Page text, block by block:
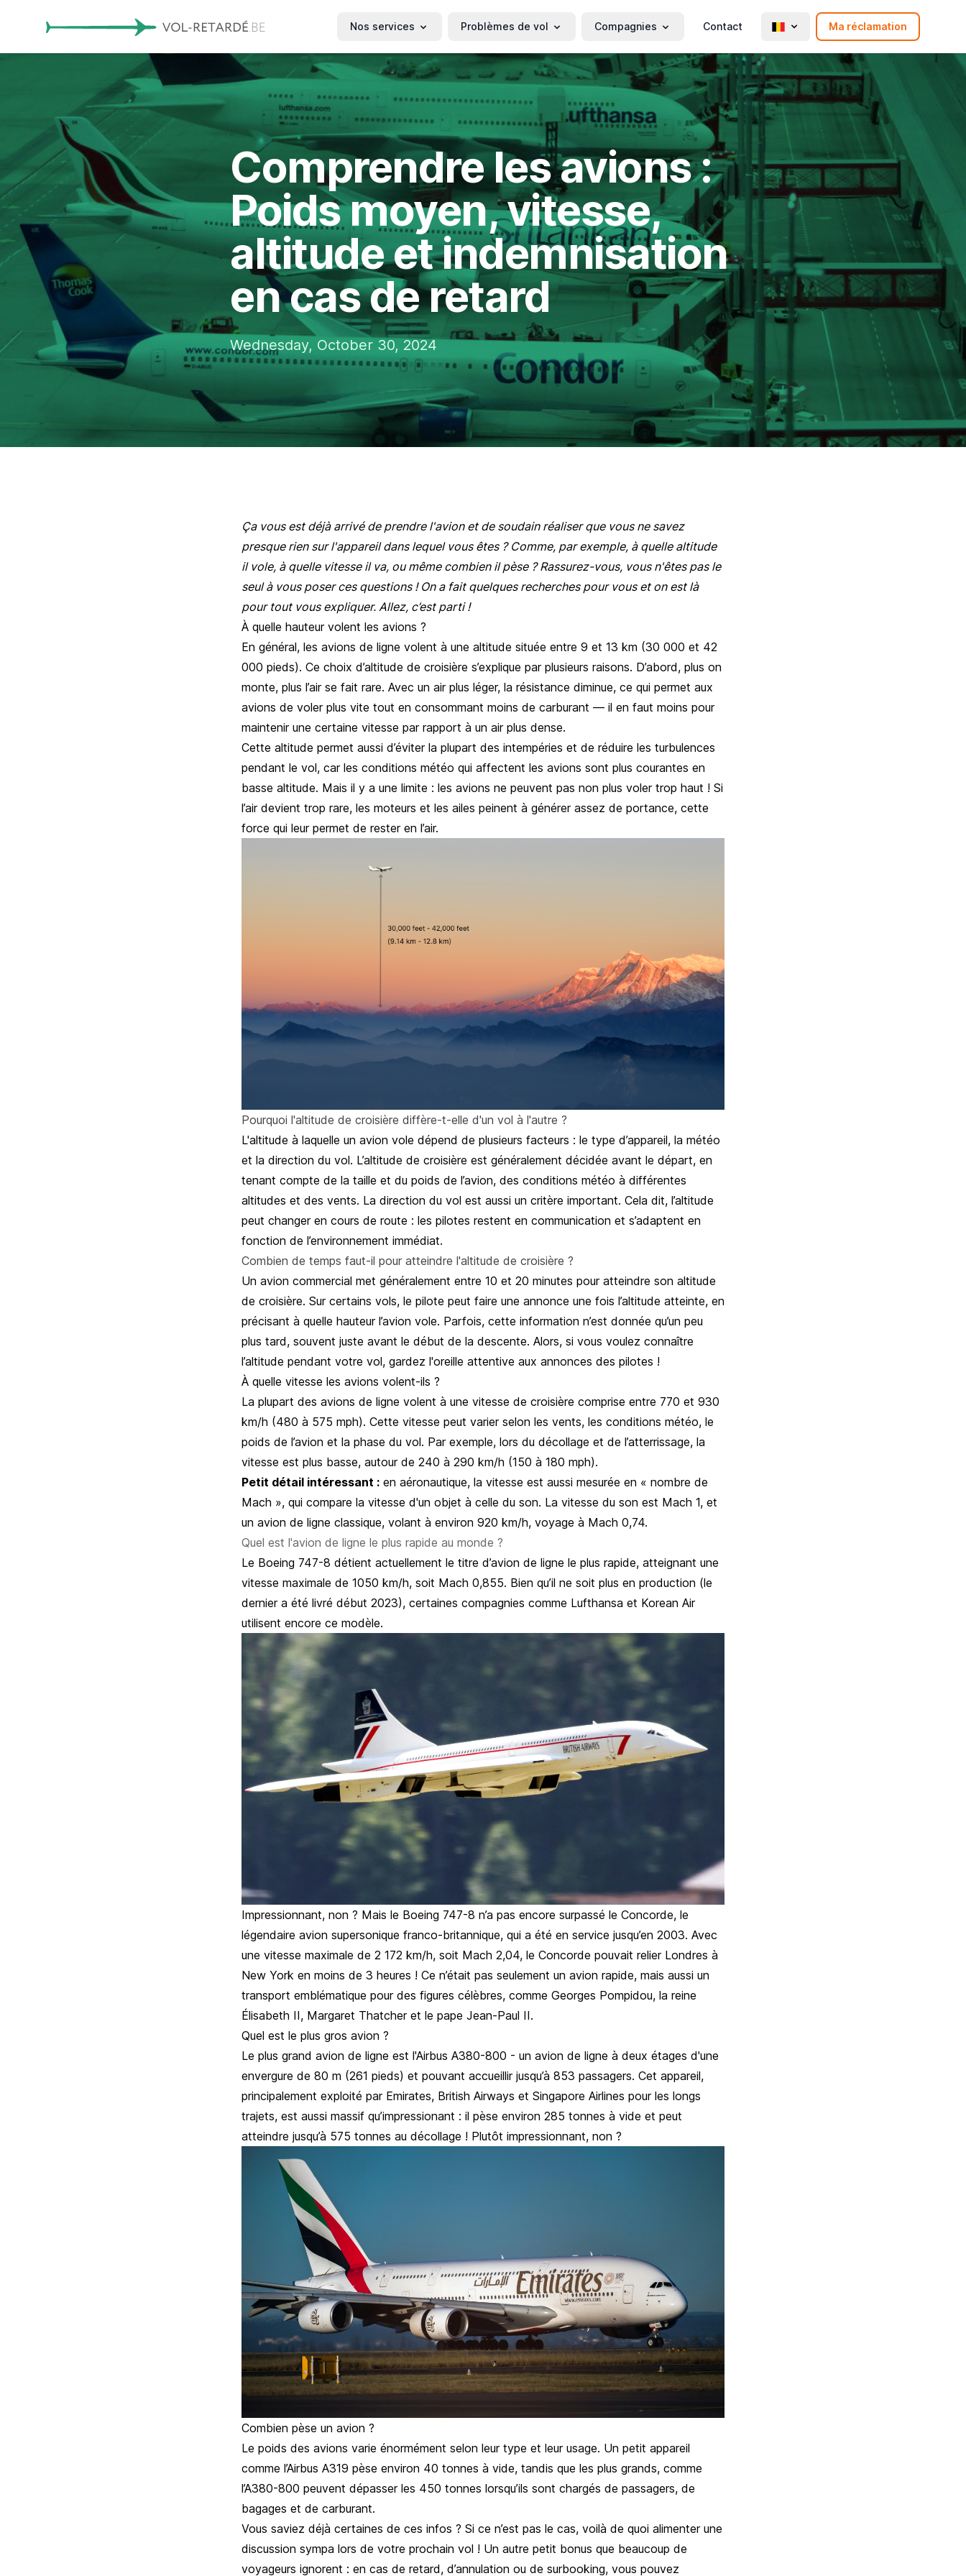
Nos services Problèmes de vol Compagnies Contact Ma réclamation
Comprendre les avions :
Poids moyen, vitesse,
altitude et indemnisation
en cas de retard
Wednesday, October 30, 2024
Ça vous est déjà arrivé de prendre l'avion et de soudain réaliser que vous ne savez
presque rien sur l'appareil dans lequel vous êtes ? Comme, par exemple, à quelle altitude
il vole, à quelle vitesse il va, ou même combien il pèse ? Rassurez-vous, vous n'êtes pas le
seul à vous poser ces questions ! On a fait quelques recherches pour vous et on est là
pour tout vous expliquer. Allez, c’est parti !
À quelle hauteur volent les avions ?
En général, les avions de ligne volent à une altitude située entre 9 et 13 km (30 000 et 42
000 pieds). Ce choix d’altitude de croisière s’explique par plusieurs raisons. D’abord, plus on
monte, plus l’air se fait rare. Avec un air plus léger, la résistance diminue, ce qui permet aux
avions de voler plus vite tout en consommant moins de carburant — il en faut moins pour
maintenir une certaine vitesse par rapport à un air plus dense.
Cette altitude permet aussi d’éviter la plupart des intempéries et de réduire les turbulences
pendant le vol, car les conditions météo qui affectent les avions sont plus courantes en
basse altitude. Mais il y a une limite : les avions ne peuvent pas non plus voler trop haut ! Si
l’air devient trop rare, les moteurs et les ailes peinent à générer assez de portance, cette
force qui leur permet de rester en l’air.
Pourquoi l'altitude de croisière diffère-t-elle d'un vol à l'autre ?
L'altitude à laquelle un avion vole dépend de plusieurs facteurs : le type d’appareil, la météo
et la direction du vol. L’altitude de croisière est généralement décidée avant le départ, en
tenant compte de la taille et du poids de l’avion, des conditions météo à différentes
altitudes et des vents. La direction du vol est aussi un critère important. Cela dit, l’altitude
peut changer en cours de route : les pilotes restent en communication et s’adaptent en
fonction de l’environnement immédiat.
Combien de temps faut-il pour atteindre l'altitude de croisière ?
Un avion commercial met généralement entre 10 et 20 minutes pour atteindre son altitude
de croisière. Sur certains vols, le pilote peut faire une annonce une fois l’altitude atteinte, en
précisant à quelle hauteur l’avion vole. Parfois, cette information n’est donnée qu’un peu
plus tard, souvent juste avant le début de la descente. Alors, si vous voulez connaître
l’altitude pendant votre vol, gardez l'oreille attentive aux annonces des pilotes !
À quelle vitesse les avions volent-ils ?
La plupart des avions de ligne volent à une vitesse de croisière comprise entre 770 et 930
km/h (480 à 575 mph). Cette vitesse peut varier selon les vents, les conditions météo, le
poids de l’avion et la phase du vol. Par exemple, lors du décollage et de l’atterrissage, la
vitesse est plus basse, autour de 240 à 290 km/h (150 à 180 mph).
Petit détail intéressant : en aéronautique, la vitesse est aussi mesurée en « nombre de
Mach », qui compare la vitesse d'un objet à celle du son. La vitesse du son est Mach 1, et
un avion de ligne classique, volant à environ 920 km/h, voyage à Mach 0,74.
Quel est l'avion de ligne le plus rapide au monde ?
Le Boeing 747-8 détient actuellement le titre d’avion de ligne le plus rapide, atteignant une
vitesse maximale de 1050 km/h, soit Mach 0,855. Bien qu’il ne soit plus en production (le
dernier a été livré début 2023), certaines compagnies comme Lufthansa et Korean Air
utilisent encore ce modèle.
Impressionnant, non ? Mais le Boeing 747-8 n’a pas encore surpassé le Concorde, le
légendaire avion supersonique franco-britannique, qui a été en service jusqu’en 2003. Avec
une vitesse maximale de 2 172 km/h, soit Mach 2,04, le Concorde pouvait relier Londres à
New York en moins de 3 heures ! Ce n’était pas seulement un avion rapide, mais aussi un
transport emblématique pour des figures célèbres, comme Georges Pompidou, la reine
Élisabeth II, Margaret Thatcher et le pape Jean-Paul II.
Quel est le plus gros avion ?
Le plus grand avion de ligne est l'Airbus A380-800 - un avion de ligne à deux étages d'une
envergure de 80 m (261 pieds) et pouvant accueillir jusqu’à 853 passagers. Cet appareil,
principalement exploité par Emirates, British Airways et Singapore Airlines pour les longs
trajets, est aussi massif qu’impressionant : il pèse environ 285 tonnes à vide et peut
atteindre jusqu’à 575 tonnes au décollage ! Plutôt impressionnant, non ?
Combien pèse un avion ?
Le poids des avions varie énormément selon leur type et leur usage. Un petit appareil
comme l’Airbus A319 pèse environ 40 tonnes à vide, tandis que les plus grands, comme
l’A380-800 peuvent dépasser les 450 tonnes lorsqu’ils sont chargés de passagers, de
bagages et de carburant.
Vous saviez déjà certaines de ces infos ? Si ce n’est pas le cas, voilà de quoi alimenter une
discussion sympa lors de votre prochain vol ! Un autre petit bonus que beaucoup de
voyageurs ignorent : en cas de retard, d’annulation ou de surbooking, vous pouvez